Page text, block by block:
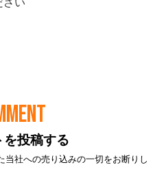
を投稿する
当社への売り込みの一切をお断りし